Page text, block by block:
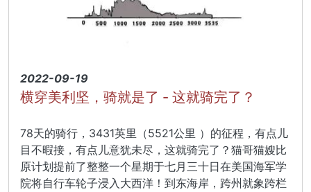
横穿美利坚，骑就是了 - 这就骑完了？
2022-09-19
78天的骑行，3431英里（5521公里 ）的征程，有点儿
目不暇接，有点儿意犹未尽，这就骑完了？猫哥猫嫂比
原计划提前了整整一个星期于七月三十日在美国海军学
院将自行车轮子浸入大西洋！到东海岸，跨州就象跨栏